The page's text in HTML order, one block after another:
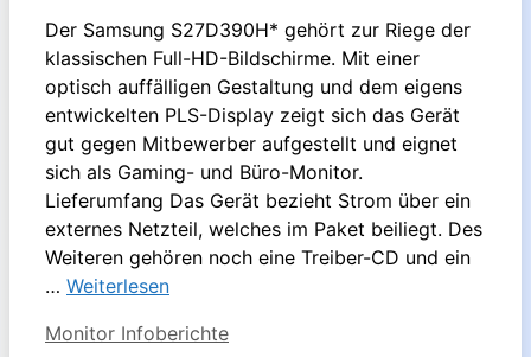
Der Samsung S27D390H* gehört zur Riege der
klassischen Full-HD-Bildschirme. Mit einer
optisch auffälligen Gestaltung und dem eigens
entwickelten PLS-Display zeigt sich das Gerät
gut gegen Mitbewerber aufgestellt und eignet
sich als Gaming- und Büro-Monitor.
Lieferumfang Das Gerät bezieht Strom über ein
externes Netzteil, welches im Paket beiliegt. Des
Weiteren gehören noch eine Treiber-CD und ein
… Weiterlesen
Kategorien
Monitor Infoberichte